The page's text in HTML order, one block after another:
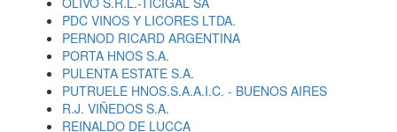
PDC VINOS Y LICORES LTDA.
PERNOD RICARD ARGENTINA
PORTA HNOS S.A.
PULENTA ESTATE S.A.
PUTRUELE HNOS.S.A.A.I.C. - BUENOS AIRES
R.J. VIÑEDOS S.A.
REINALDO DE LUCCA